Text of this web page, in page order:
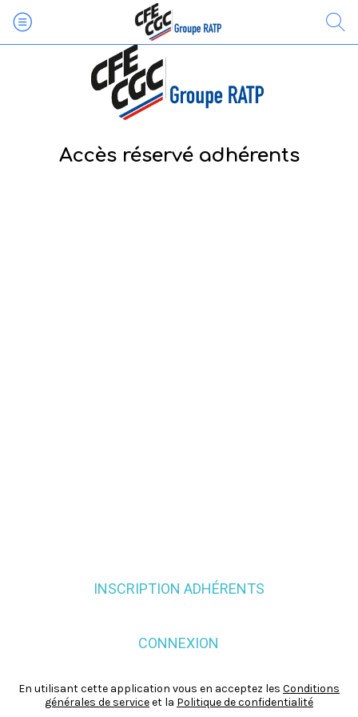
Accès réservé adhérents
INSCRIPTION ADHÉRENTS
CONNEXION
En utilisant cette application vous en acceptez les Conditions
générales de serviceet la Politique de confidentialité